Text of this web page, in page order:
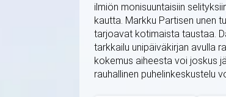
ilmiön monisuuntaisiin
kautta. Markku Partisen unen
tarjoavat kotimaista taustaa.
tarkkailu unipäiväkirjan avulla
kokemus aiheesta voi joskus
rauhallinen puhelinkeskustelu